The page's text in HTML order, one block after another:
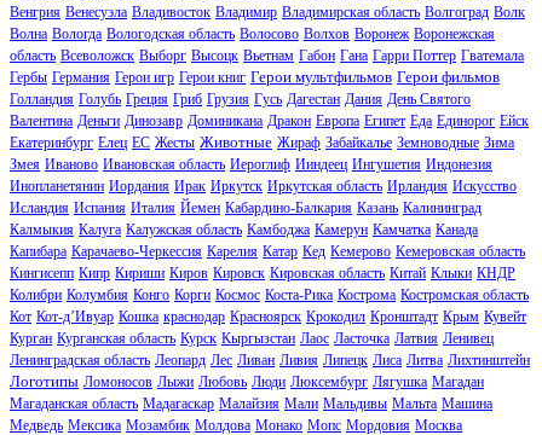
Венгрия Венесуэла Владивосток Владимир Владимирская область Волгоград Волк
Волна Вологда Вологодская область Волосово Волхов Воронеж Воронежская
область Всеволожск Выборг Высоцк Вьетнам Габон Гана Гарри Поттер Гватемала
Гербы Германия Герои игр Герои книг Герои мультфильмов Герои фильмов
Голландия Голубь Греция Гриб Грузия Гусь Дагестан Дания День Святого
Валентина Деньги Динозавр Доминикана Дракон Европа Египет Еда Единорог Ейск
Екатеринбург Елец ЕС Жесты Животные Жираф Забайкалье Земноводные Зима
Змея Иваново Ивановская область Иероглиф Ииндеец Ингушетия Индонезия
Инопланетянин Иордания Ирак Иркутск Иркутская область Ирландия Искусство
Исландия Испания Италия Йемен Кабардино-Балкария Казань Калининград
Калмыкия Калуга Калужская область Камбоджа Камерун Камчатка Канада
Капибара Карачаево-Черкессия Карелия Катар Кед Кемерово Кемеровская область
Кингисепп Кипр Кириши Киров Кировск Кировская область Китай Клыки КНДР
Колибри Колумбия Конго Корги Космос Коста-Рика Кострома Костромская область
Кот Кот-д’Ивуар Кошка краснодар Красноярск Крокодил Кронштадт Крым Кувейт
Курган Курганская область Курск Кыргызстан Лаос Ласточка Латвия Ленивец
Ленинградская область Леопард Лес Ливан Ливия Липецк Лиса Литва Лихтинштейн
Логотипы Ломоносов Лыжи Любовь Люди Люксембург Лягушка Магадан
Магаданская область Мадагаскар Малайзия Мали Мальдивы Мальта Машина
Медведь Мексика Мозамбик Молдова Монако Мопс Мордовия Москва